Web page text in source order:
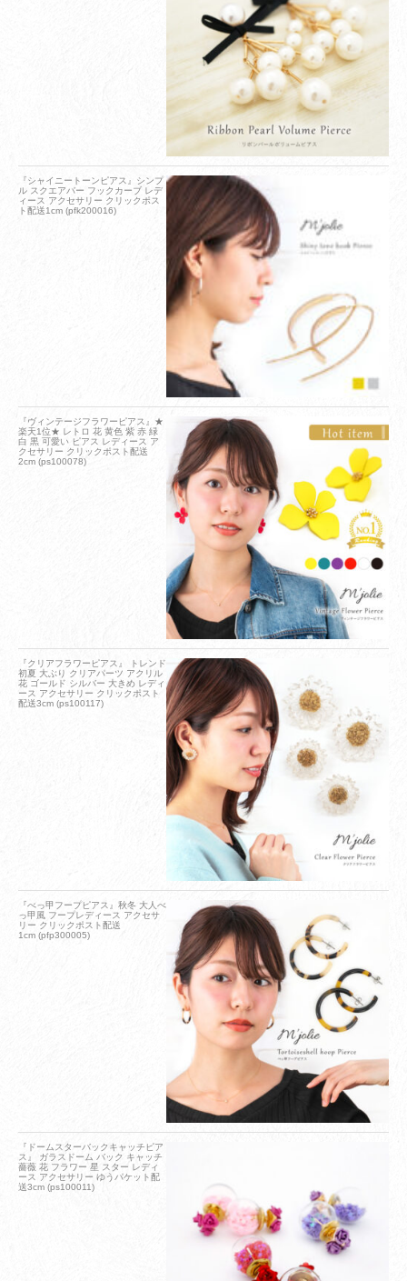
『シャイニートーンピアス』シンプ
ル スクエアバー フックカーブ レデ
ィース アクセサリー クリックポス
ト配送1cm (pfk200016)
『ヴィンテージフラワーピアス』★
楽天1位★ レトロ 花 黄色 紫 赤 緑
白 黒 可愛い ピアス レディース ア
クセサリー クリックポスト配送
2cm (ps100078)
『クリアフラワーピアス』 トレンド
初夏 大ぶり クリアパーツ アクリル
花 ゴールド シルバー 大きめ レディ
ース アクセサリー クリックポスト
配送3cm (ps100117)
『べっ甲フープピアス』秋冬 大人べ
っ甲風 フープレディース アクセサ
リー クリックポスト配送
1cm (pfp300005)
『ドームスターバックキャッチピア
ス』 ガラスドーム バック キャッチ
薔薇 花 フラワー 星 スター レディ
ース アクセサリー ゆうパケット配
送3cm (ps100011)